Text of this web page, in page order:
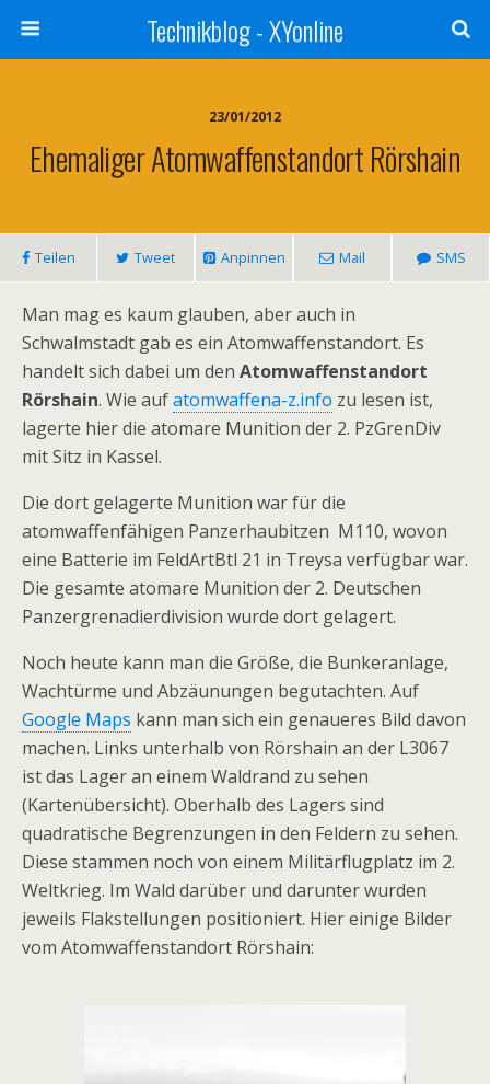
Technikblog - XYonline
23/01/2012
Ehemaliger Atomwaffenstandort Rörshain
Teilen Tweet Anpinnen Mail SMS
Man mag es kaum glauben, aber auch in
Schwalmstadt gab es ein Atomwaffenstandort. Es
handelt sich dabei um den Atomwaffenstandort
Rörshain. Wie aufatomwaffena-z.info zu lesen ist,
lagerte hier die atomare Munition der 2. PzGrenDiv
mit Sitz in Kassel.
Die dort gelagerte Munition war für die
atomwaffenfähigen Panzerhaubitzen M110, wovon
eine Batterie im FeldArtBtl 21 in Treysa verfügbar war.
Die gesamte atomare Munition der 2. Deutschen
Panzergrenadierdivision wurde dort gelagert.
Noch heute kann man die Größe, die Bunkeranlage,
Wachtürme und Abzäunungen begutachten. Auf
Google Maps kann man sich ein genaueres Bild davon
machen. Links unterhalb von Rörshain an der L3067
ist das Lager an einem Waldrand zu sehen
(Kartenübersicht). Oberhalb des Lagers sind
quadratische Begrenzungen in den Feldern zu sehen.
Diese stammen noch von einem Militärflugplatz im 2.
Weltkrieg. Im Wald darüber und darunter wurden
jeweils Flakstellungen positioniert. Hier einige Bilder
vom Atomwaffenstandort Rörshain: